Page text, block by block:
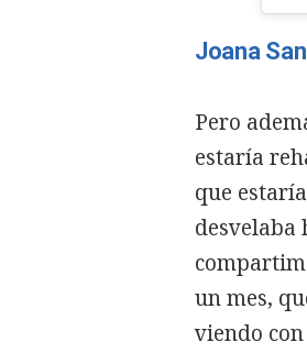
Joana
Pero
estaría
que
desvelaba
un mes,
viendo